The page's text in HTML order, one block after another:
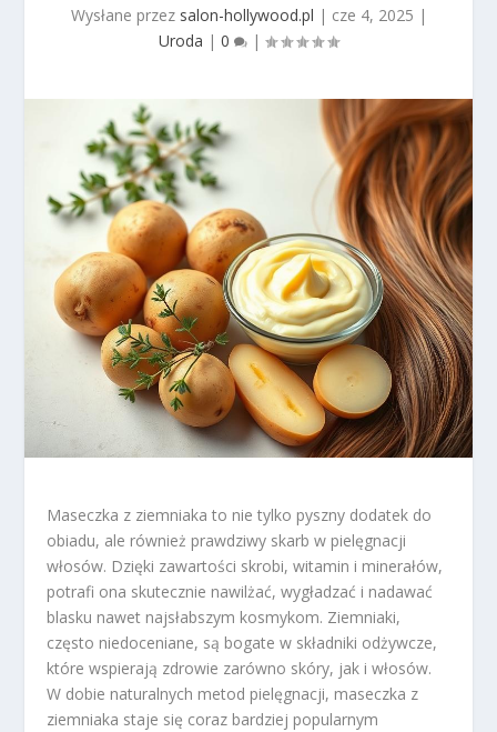
Wysłane przez salon-hollywood.pl | cze 4, 2025 |
Uroda | 0 |
Maseczka z ziemniaka to nie tylko pyszny dodatek do
obiadu, ale również prawdziwy skarb w pielęgnacji
włosów. Dzięki zawartości skrobi, witamin i minerałów,
potrafi ona skutecznie nawilżać, wygładzać i nadawać
blasku nawet najsłabszym kosmykom. Ziemniaki,
często niedoceniane, są bogate w składniki odżywcze,
które wspierają zdrowie zarówno skóry, jak i włosów.
W dobie naturalnych metod pielęgnacji, maseczka z
ziemniaka staje się coraz bardziej popularnym